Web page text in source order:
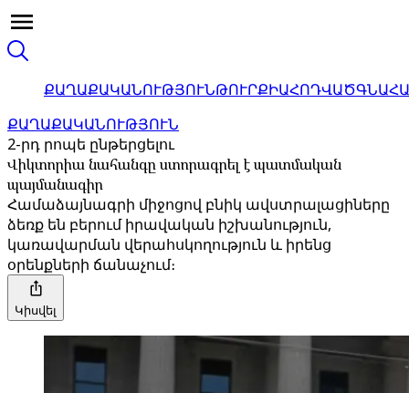
ՔԱՂԱՔԱԿԱՆՈՒԹՅՈՒՆԹՈՒՐՔԻԱՀՈԴՎԱԾ
ՔԱՂԱՔԱԿԱՆՈՒԹՅՈՒՆ
2-րդ րոպե ընթերցելու
Վիկտորիա նահանգը ստորագրել է պատմական
պայմանագիր
Համաձայնագրի միջոցով բնիկ ավստրալացիները
ձեռք են բերում իրավական իշխանություն,
կառավարման վերահսկողություն և իրենց
օրենքների ճանաչում։
Կիսվել